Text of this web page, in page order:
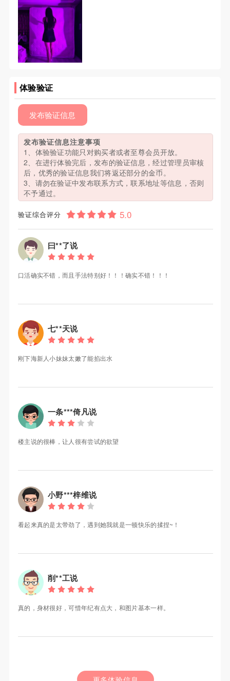
体验验证
发布验证信息
发布验证信息注意事项
1、体验验证功能只对购买者或者至尊会员开放。
2、在进行体验完后，发布的验证信息，经过管理员审核
后，优秀的验证信息我们将返还部分的金币。
3、请勿在验证中发布联系方式，联系地址等信息，否则
不予通过。
验证综合评分
曰**了说
口活确实不错，而且手法特别好！！！确实不错！！！
七**天说
刚下海新人小妹妹太嫩了能掐出水
一条***倚凡说
楼主说的很棒，让人很有尝试的欲望
小野***梓维说
看起来真的是太带劲了，遇到她我就是一顿快乐的揉捏~！
削**工说
真的，身材很好，可惜年纪有点大，和图片基本一样。